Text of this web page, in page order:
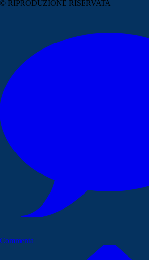
© RIPRODUZIONE RISERVATA
Commenta